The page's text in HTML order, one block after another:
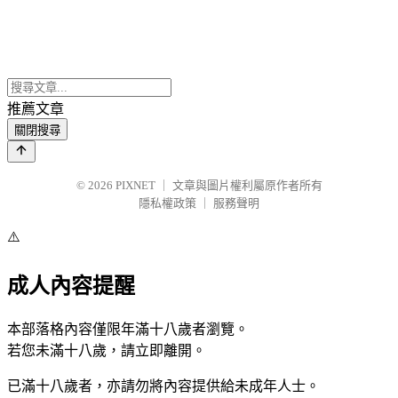
推薦文章
關閉搜尋
© 2026 PIXNET
文章與圖片權利屬原作者所有
隱私權政策
服務聲明
⚠️
成人內容提醒
本部落格內容僅限年滿十八歲者瀏覽。
若您未滿十八歲，請立即離開。
已滿十八歲者，亦請勿將內容提供給未成年人士。